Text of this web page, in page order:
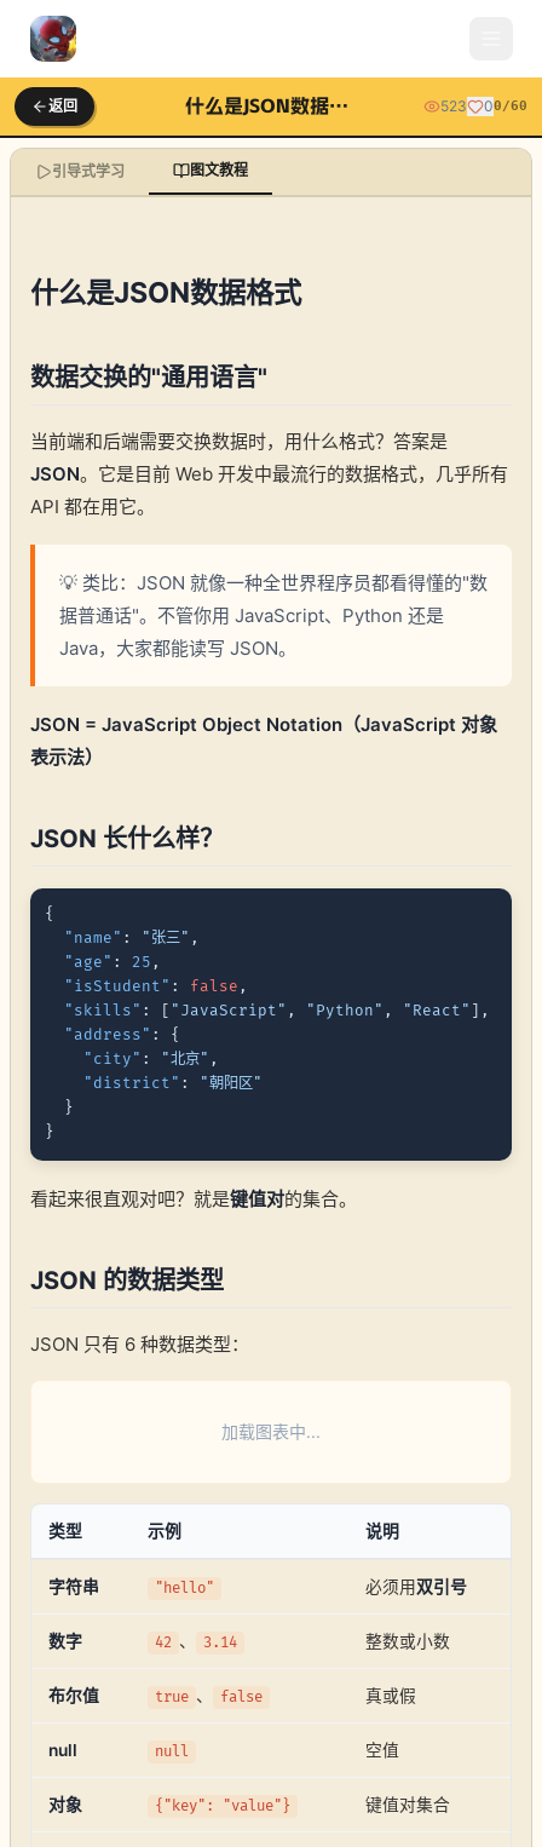
返回 什么是JSON数据格式 523 00/60
引导式学习 图文教程
什么是JSON数据格式
数据交换的"通用语言"
当前端和后端需要交换数据时，用什么格式？答案是
JSON。它是目前 Web 开发中最流行的数据格式，几乎所有
API 都在用它。
💡 类比：JSON 就像一种全世界程序员都看得懂的"数
据普通话"。不管你用 JavaScript、Python 还是
Java，大家都能读写 JSON。
JSON = JavaScript Object Notation（JavaScript 对象
表示法）
JSON 长什么样？
{
"name" : "张三" ,
"age" : 25 ,
"isStudent" : false ,
"skills" : "JavaScript" , "Python" , "React"
,
"address" :
{
"city" : "北京" ,
"district" :
"朝阳区"
}
}
看起来很直观对吧？就是键值对的集合。
JSON 的数据类型
JSON 只有 6 种数据类型：
加载图表中...
类型 示例 说明
字符串 "hello" 必须用双引号
数字 42 、 3.14 整数或小数
布尔值 true 、 false 真或假
null null 空值
对象 {"key": "value"} 键值对集合